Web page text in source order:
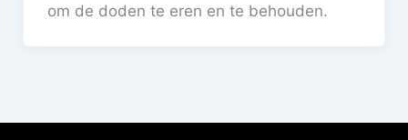
om de doden te eren en te behouden.